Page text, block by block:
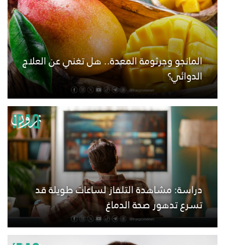
المانجو وجرثومة المعدة.. هل تغني عن العلاج
الدوائي؟
دراسة: مشاهدة التلفاز لساعات طويلة قد
تسرع تدهور صحة الدماغ